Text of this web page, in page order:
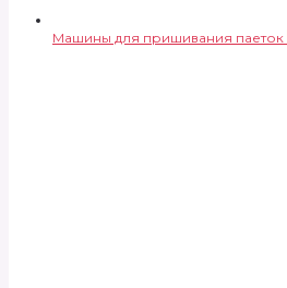
Машины для пришивания паеток